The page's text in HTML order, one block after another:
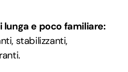
e poco familiare:
stabilizzanti,